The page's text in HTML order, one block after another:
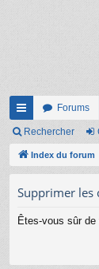
cc
ès
de
Forums
Rechercher
Index du forum
Supprimer les
Êtes-vous sûr